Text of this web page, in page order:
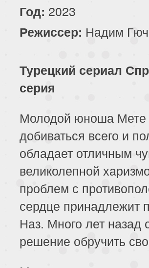
Год: 2023
Режиссер: Надим Гюч
Турецкий сериал
серия
Молодой юноша Мете
добиваться всего и
обладает отличным
великолепной
проблем с
сердце принадлежит
Наз. Много лет назад
решение обручить